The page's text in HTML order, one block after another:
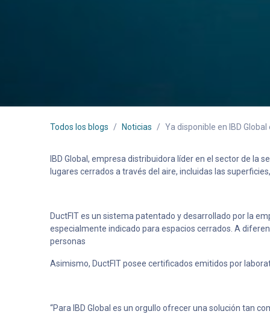
Todos los blogs Noticias Ya disponible en IBD
IBD Global, empresa distribuidora líder en el sector de la
lugares cerrados a través del aire, incluidas las
DuctFIT es un sistema patentado y desarrollado por la
especialmente indicado para espacios cerrados. A
personas
Asimismo, DuctFIT posee certificados emitidos por
“Para IBD Global es un orgullo ofrecer una solución tan